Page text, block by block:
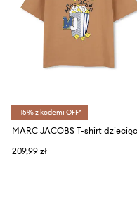
-15% z kodem: OFF*
209,99 zł